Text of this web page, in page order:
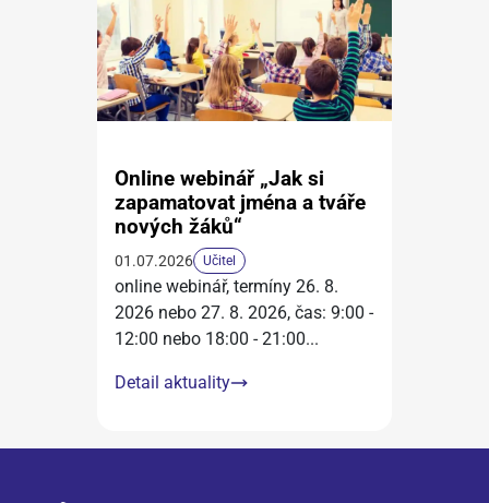
Online webinář „Jak si
zapamatovat jména a tváře
nových žáků“
01.07.2026 Učitel
online webinář, termíny 26. 8.
2026 nebo 27. 8. 2026, čas: 9:00 -
12:00 nebo 18:00 - 21:00...
Detail aktuality